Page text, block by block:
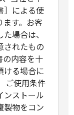
］による使
す。お客
場合は、
されたもの
の内容を十
ける場合に
ご使用条件
ンストール
製物をコン